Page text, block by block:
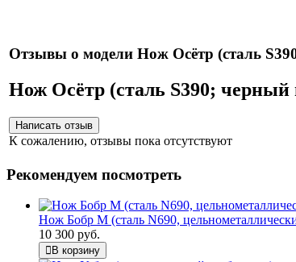
Отзывы о модели Нож Осётр (сталь
Нож Осётр (сталь S390;
К сожалению, отзывы пока отсутствуют
Рекомендуем посмотреть
Нож Бобр М (сталь N690,
10 300 руб.
В корзину